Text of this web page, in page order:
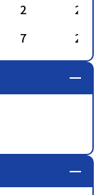
2
26
7 29